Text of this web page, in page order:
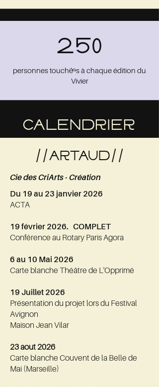
250
personnes touché..es à chaque édition du
Vivier
CALENDRIER
//ARTAUD//
Cie des CriArts - Création
Du 19 au 23 janvier 2026
ACTA
19 février 2026. COMPLET
Conférence au Rotary Paris Agora
6 au 10 Mai 2026
Carte blanche Théâtre de L'Opprimé
19 Juillet 2026
Présentation du projet lors du Festival
Avignon
Maison Jean Vilar
23 aout 2026
Carte blanche Couvent de la Belle de
Mai (Marseille)